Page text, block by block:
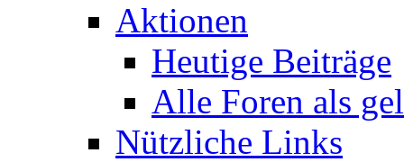
Aktionen
Heutige Beiträge
Alle Foren als
Nützliche Links